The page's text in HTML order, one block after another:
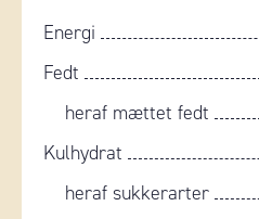
Energi
Fedt
heraf mættet fedt
Kulhydrat
heraf sukkerarter